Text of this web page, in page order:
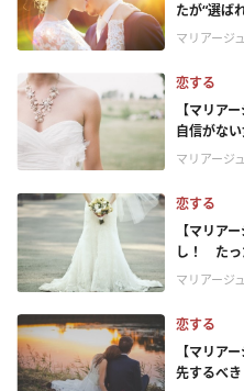
たが“選ば
マリアージ
恋する
【マリア
自信がな
マリアージ
恋する
【マリア
し！ たっ
マリアージ
恋する
【マリア
先するべ